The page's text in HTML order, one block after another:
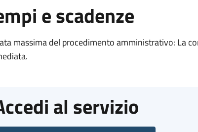
e scadenze
massima del procedimento amministrativo: La
al servizio